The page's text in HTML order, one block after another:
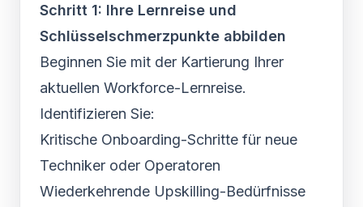
Schritt 1: Ihre Lernreise und
Schlüsselschmerzpunkte abbilden
Beginnen Sie mit der Kartierung Ihrer
aktuellen Workforce-Lernreise.
Identifizieren Sie:
Kritische Onboarding-Schritte für neue
Techniker oder Operatoren
Wiederkehrende Upskilling-Bedürfnisse